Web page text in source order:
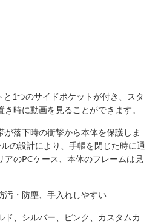
1つのサイドポケットが付き、スタ
時に動画を見ることができます。
が落下時の衝撃から本体を保護しま
の設計により、手帳を閉じた時に通
アのPCケース、本体のフレームは見
汚・防塵、手入れしやすい
ド、シルバー、ピンク、カスタムカ